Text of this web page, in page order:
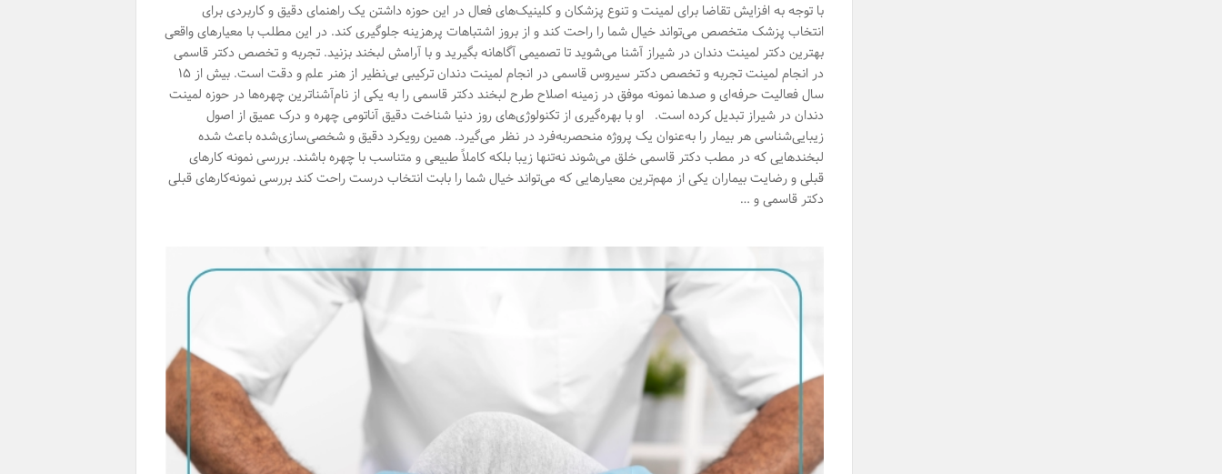
با توجه به افزایش تقاضا برای لمینت و تنوع پزشکان و کلینیک‌های فعال در این حوزه داشتن یک راهنمای دقیق و کاربردی برای
انتخاب پزشک متخصص می‌تواند خیال شما را راحت کند و از بروز اشتباهات پرهزینه جلوگیری کند. در این مطلب با معیارهای واقعی
بهترین دکتر لمینت دندان در شیراز آشنا می‌شوید تا تصمیمی آگاهانه بگیرید و با آرامش لبخند بزنید. تجربه و تخصص دکتر قاسمی
در انجام لمینت تجربه و تخصص دکتر سیروس قاسمی در انجام لمینت دندان ترکیبی بی‌نظیر از هنر علم و دقت است. بیش از ۱۵
سال فعالیت حرفه‌ای و صدها نمونه موفق در زمینه اصلاح طرح لبخند دکتر قاسمی را به یکی از نام‌آشناترین چهره‌ها در حوزه لمینت
دندان در شیراز تبدیل کرده است. او با بهره‌گیری از تکنولوژی‌های روز دنیا شناخت دقیق آناتومی چهره و درک عمیق از اصول
زیبایی‌شناسی هر بیمار را به‌عنوان یک پروژه منحصربه‌فرد در نظر می‌گیرد. همین رویکرد دقیق و شخصی‌سازی‌شده باعث شده
لبخندهایی که در مطب دکتر قاسمی خلق می‌شوند نه‌تنها زیبا بلکه کاملاً طبیعی و متناسب با چهره باشند. بررسی نمونه کارهای
قبلی و رضایت بیماران یکی از مهم‌ترین معیارهایی که می‌تواند خیال شما را بابت انتخاب درست راحت کند بررسی نمونه‌کارهای قبلی
دکتر قاسمی و …